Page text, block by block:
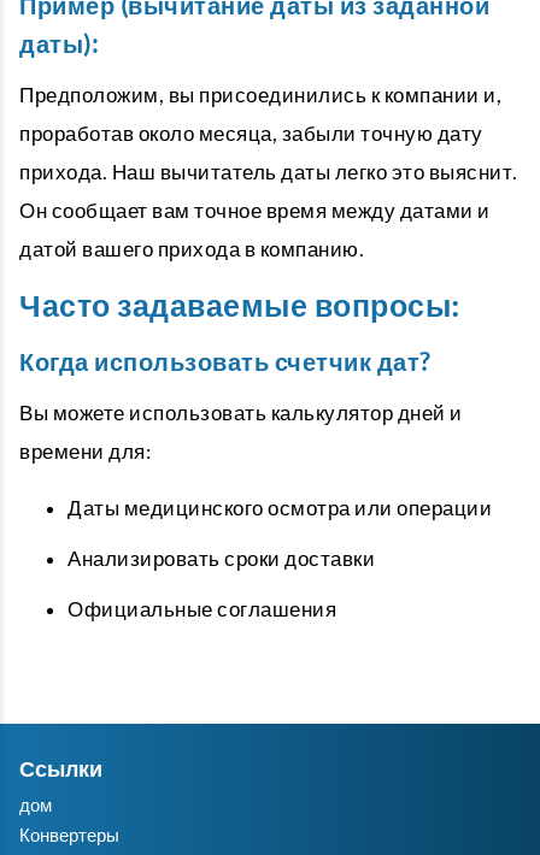
даты):
Предположим, вы присоединились к компании и,
проработав около месяца, забыли точную дату
прихода. Наш вычитатель даты легко это выяснит.
Он сообщает вам точное время между датами и
датой вашего прихода в компанию.
Часто задаваемые вопросы:
Когда использовать счетчик дат?
Вы можете использовать калькулятор дней и
времени для:
Даты медицинского осмотра или операции
Анализировать сроки доставки
Официальные соглашения
Ссылки
дом
Конвертеры